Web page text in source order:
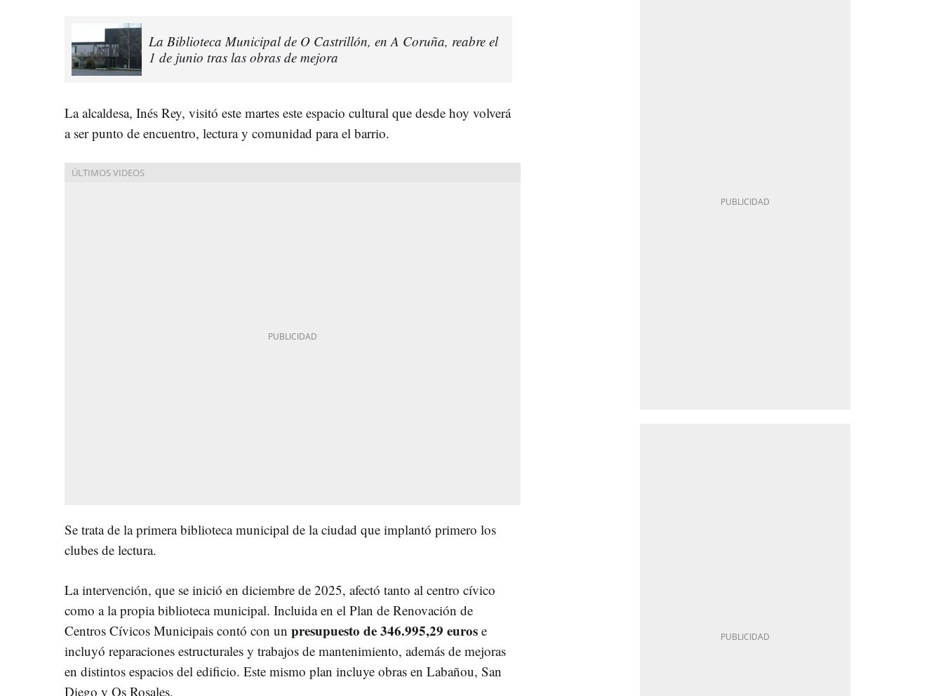
La Biblioteca Municipal de O Castrillón, en A Coruña, reabre el
1 de junio tras las obras de mejora
La alcaldesa, Inés Rey, visitó este martes este espacio cultural que desde hoy volverá
a ser punto de encuentro, lectura y comunidad para el barrio.
Se trata de la primera biblioteca municipal de la ciudad que implantó primero los
clubes de lectura.
La intervención, que se inició en diciembre de 2025, afectó tanto al centro cívico
como a la propia biblioteca municipal. Incluida en el Plan de Renovación de
Centros Cívicos Municipais contó con un presupuesto de 346.995,29 euros e
incluyó reparaciones estructurales y trabajos de mantenimiento, además de mejoras
en distintos espacios del edificio. Este mismo plan incluye obras en Labañou, San
Diego y Os Rosales.